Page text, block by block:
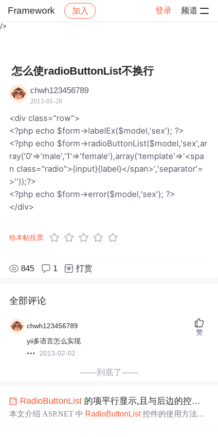
rad","link":"https://bbs.csdn.net/topics/
home.csdnimg.cn/images/
/>
Framework 加入 登录 频道
社区 Framework 帖子详情
怎么使radioButtonList不换行
chwh123456789
2013-01-28
<div class="row">
<?php echo $form->labelEx($model,'sex'); ?>
<?php echo $form->radioButtonList($model,'sex',ar
ray('0'=>'male','1'=>'female'),array('template'=>'<spa
n class="radio">{input}{label}</span>','separator'=
>''));?>
<?php echo $form->error($model,'sex'); ?>
</div>
给本帖投票
845 1 打赏
全部评论
chwh123456789
yii多语言怎么实现
2013-02-02
赞
——到底了——
RadioButtonList 的项平行显示,且与后边的控件在一行,
本文介绍 ASP.NET 中 RadioButton List控件的使用方法，